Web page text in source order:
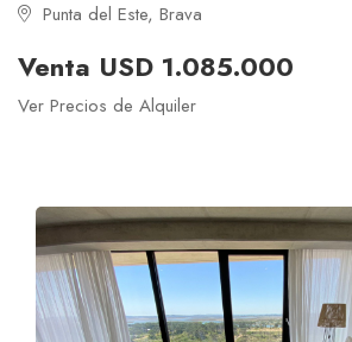
Punta del Este, Brava
Venta USD 1.085.000
Ver Precios de Alquiler